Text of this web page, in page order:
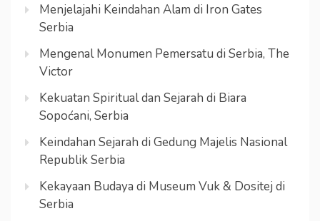
Menjelajahi Keindahan Alam di Iron Gates
Serbia
Mengenal Monumen Pemersatu di Serbia, The
Victor
Kekuatan Spiritual dan Sejarah di Biara
Sopoćani, Serbia
Keindahan Sejarah di Gedung Majelis Nasional
Republik Serbia
Kekayaan Budaya di Museum Vuk & Dositej di
Serbia